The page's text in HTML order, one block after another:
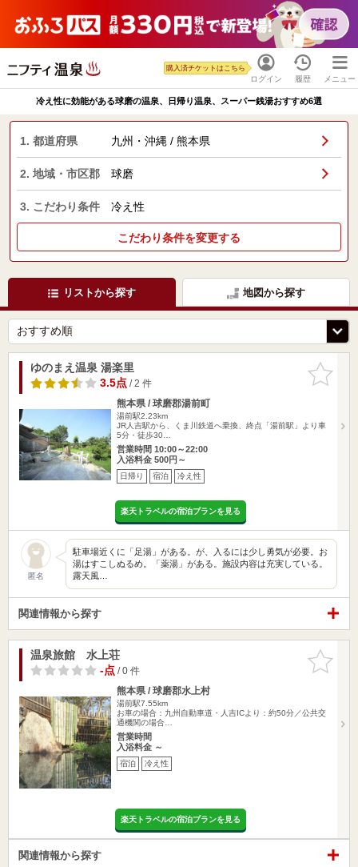
ログイン
購入済チケットはこちら
履歴 メニュー
冷え性に効能がある球磨の温泉、日帰り温泉、スーパー銭湯おすすめ6選
1. 都道府県 九州・沖縄 / 熊本県
2. 地域・市区郡 球磨
3. こだわり条件 冷え性
こだわり条件を変更する
リストから探す 地図から探す
お気に入
りに追加
ゆのまえ温泉 湯楽里
3.5点/ 2 件
熊本県 / 球磨郡湯前町
湯前駅2.23km
JR人吉駅から、くま川鉄道へ乗換、終点「湯前駅」より車
5分・徒歩30…
営業時間 10:00～22:00
入浴料金 500円～
日帰り 宿泊 冷え性
楽天トラベルの宿泊プランを見る
匿名
駐車場近くに「足湯」がある。が、入るには少し勇気が必要。お
湯はすこしぬるめ。「薬湯」がある。施設内容は充実している。
露天風…
関連情報から探す
お気に入
りに追加
温泉旅館 水上荘
-点/ 0 件
熊本県 / 球磨郡水上村
湯前駅7.55km
お車の場合：九州自動車道・人吉ICより：約50分／公共交
通機関の場合…
営業時間
入浴料金 ～
宿泊 冷え性
楽天トラベルの宿泊プランを見る
関連情報から探す